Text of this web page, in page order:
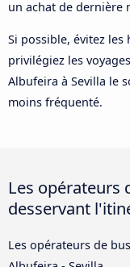
un achat de dernière
Si possible, évitez
privilégiez les
Albufeira à Sevilla le
moins fréquenté.
Les opérateurs
desservant
Les opérateurs de